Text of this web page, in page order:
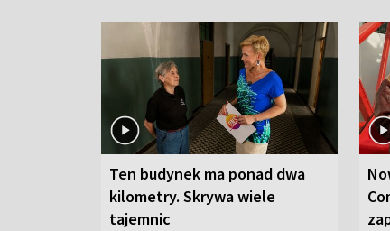
Ten budynek ma ponad dwa
kilometry. Skrywa wiele
tajemnic